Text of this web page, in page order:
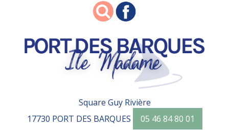
Square Guy Rivière
17730 PORT DES BARQUES
05 46 84 80 01